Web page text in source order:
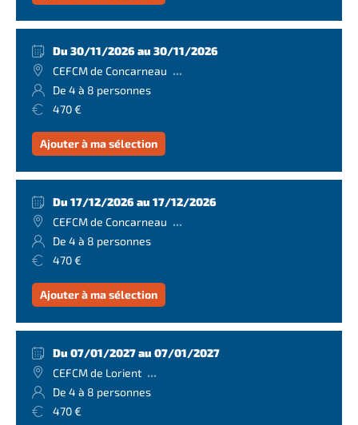
Du 30/11/2026 au 30/11/2026
CEFCM de Concarneau ...
De 4 à 8 personnes
470 €
Ajouter à ma sélection
Du 17/12/2026 au 17/12/2026
CEFCM de Concarneau ...
De 4 à 8 personnes
470 €
Ajouter à ma sélection
Du 07/01/2027 au 07/01/2027
CEFCM de Lorient ...
De 4 à 8 personnes
470 €